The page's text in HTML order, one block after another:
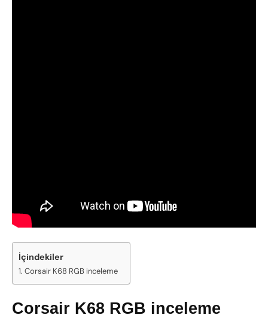
İçindekiler
Corsair K68 RGB inceleme
Corsair K68 RGB inceleme